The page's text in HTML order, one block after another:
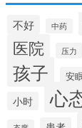
不好 中药
医院 压力
孩子 安
小时 心